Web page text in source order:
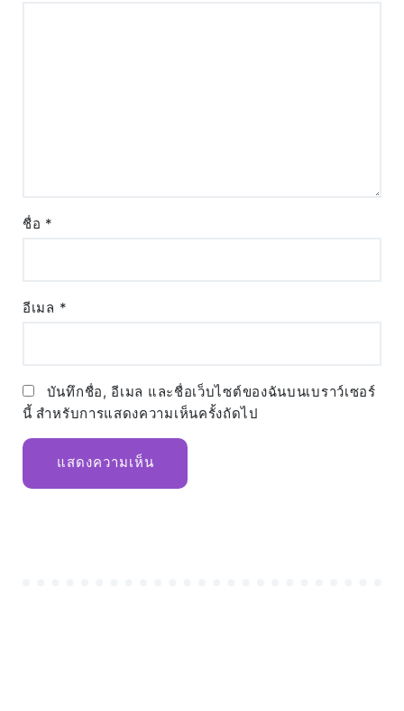
ชื่อ *
อีเมล *
บันทึกชื่อ, อีเมล และชื่อเว็บไซต์ของฉันบนเบราว์เซอร์
นี้ สำหรับการแสดงความเห็นครั้งถัดไป